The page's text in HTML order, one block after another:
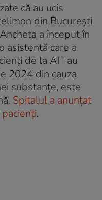
că au ucis
din București
a început în
asistentă care a
de la ATI au
2024 din cauza
substanțe, este
Spitalul a anunțat
.